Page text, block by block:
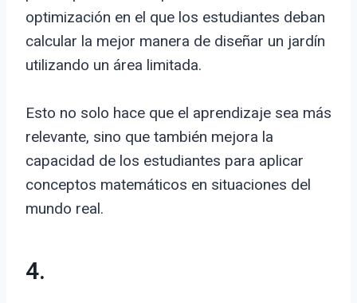
optimización en el que los estudiantes deban
calcular la mejor manera de diseñar un jardín
utilizando un área limitada.
Esto no solo hace que el aprendizaje sea más
relevante, sino que también mejora la
capacidad de los estudiantes para aplicar
conceptos matemáticos en situaciones del
mundo real.
4.